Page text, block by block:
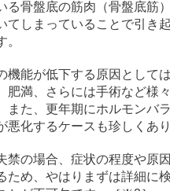
る骨盤底の筋肉（骨盤底筋
てしまっていることで引き
。
機能が低下する原因として
肥満、さらには手術など様
また、更年期にホルモンバ
悪化するケースも珍しくあり
禁の場合、症状の程度や原
ため、やはりまずは詳細に